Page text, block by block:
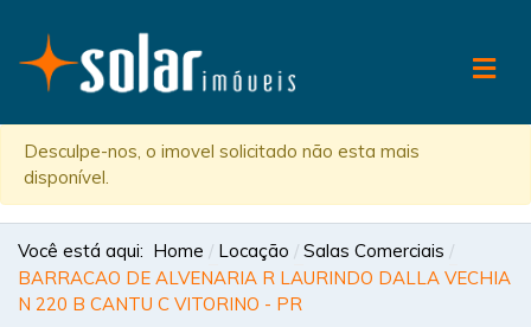
Desculpe-nos, o imovel solicitado não esta mais
disponível.
Você está aqui: Home Locação
Salas Comerciais
BARRACAO DE ALVENARIA R LAURINDO DALLA VECHIA
N 220 B CANTU C VITORINO - PR